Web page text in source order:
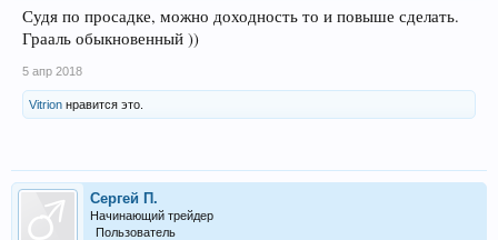
Судя по просадке, можно доходность то и повыше сделать.
Грааль обыкновенный ))
5 апр 2018
Vitrion нравится это.
Сергей П.
Начинающий трейдер
Пользователь